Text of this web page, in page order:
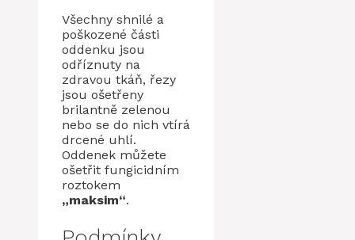
Všechny shnilé a
poškozené části
oddenku jsou
odříznuty na
zdravou tkáň, řezy
jsou ošetřeny
brilantně zelenou
nebo se do nich vtírá
drcené uhlí.
Oddenek můžete
ošetřit fungicidním
roztokem
„maksim“.